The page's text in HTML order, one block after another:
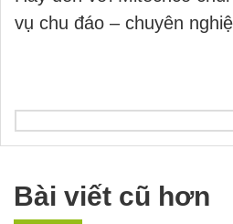
vụ chu đáo – chuyên
Bài viết cũ hơn